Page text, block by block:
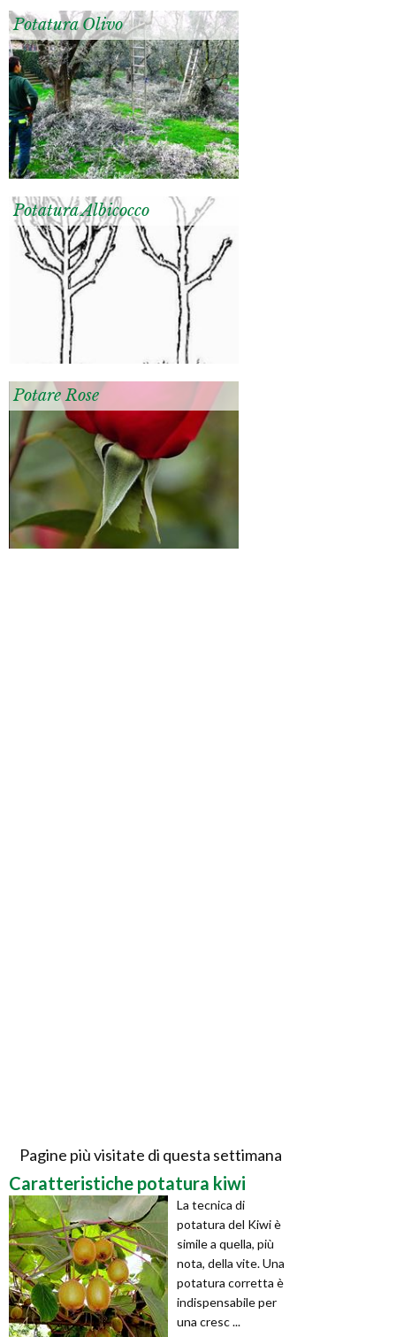
Potatura Olivo
Potatura Albicocco
Potare Rose
Pagine più visitate di questa settimana
Caratteristiche potatura kiwi
La tecnica di
potatura del Kiwi è
simile a quella, più
nota, della vite. Una
potatura corretta è
indispensabile per
una cresc ...